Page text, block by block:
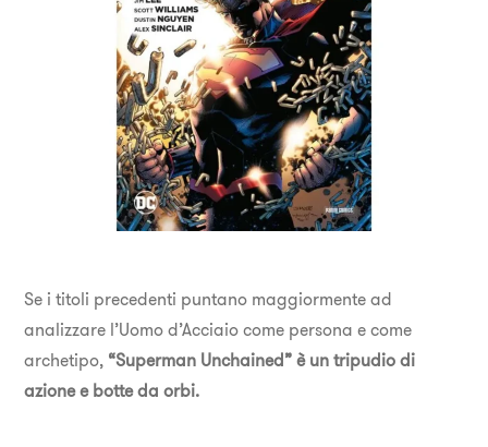
Se i titoli precedenti puntano maggiormente ad
analizzare l’Uomo d’Acciaio come persona e come
archetipo, “Superman Unchained” è un tripudio di
azione e botte da orbi.